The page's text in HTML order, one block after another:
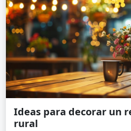
Ideas para decorar un
rural